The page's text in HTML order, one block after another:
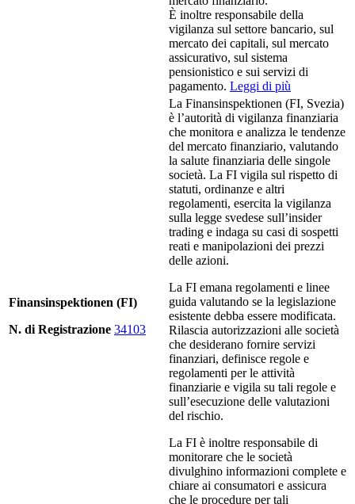
È inoltre responsabile della
vigilanza sul settore bancario, sul
mercato dei capitali, sul mercato
assicurativo, sul sistema
pensionistico e sui servizi di
pagamento. Leggi di più
Finansinspektionen (FI)
N. di Registrazione 34103
La Finansinspektionen (FI, Svezia)
è l’autorità di vigilanza finanziaria
che monitora e analizza le tendenze
del mercato finanziario, valutando
la salute finanziaria delle singole
società. La FI vigila sul rispetto di
statuti, ordinanze e altri
regolamenti, esercita la vigilanza
sulla legge svedese sull’insider
trading e indaga su casi di sospetti
reati e manipolazioni dei prezzi
delle azioni.
La FI emana regolamenti e linee
guida valutando se la legislazione
esistente debba essere modificata.
Rilascia autorizzazioni alle società
che desiderano fornire servizi
finanziari, definisce regole e
regolamenti per le attività
finanziarie e vigila su tali regole e
sull’esecuzione delle valutazioni
del rischio.
La FI è inoltre responsabile di
monitorare che le società
divulghino informazioni complete e
chiare ai consumatori e assicura
che le procedure per tali